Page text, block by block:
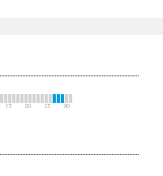
15 20 25 30